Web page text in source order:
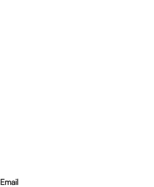
Email